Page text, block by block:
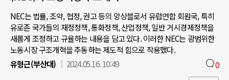
NEC는 법률, 조약, 협정, 권고 등의 앙상블로서 유럽연합 회원국, 특히
유로존 국가들의 재정정책, 통화정책, 산업정책, 일반 거시경제정책을
새롭게 조정하고 규율하는 내용을 담고 있다. 이러한 NEC는 광범위한
노동시장 구조개혁을 추동하는 제도적 힘으로 작용했다.
유형근(부산대)
2024.05.16. 10:49 0